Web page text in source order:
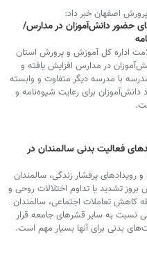
اصفهان خبر داد:
حضور دانش‌آموزان در مدارس/
اداره کل آموزش و پرورش استان
در مدارس افزایش یافته و
با مدرسه دیگر متفاوت و وابسته
دانش‌آموزان برای رعایت شیوه‌نامه و
فعالیت بدنی سالمندان در
و رویدادهای پرفشار زندگی، سالمندان
تشدید یا تداوم اختلالات روحی و
کاهش تعاملات اجتماعی، سالمندان
نسبت به سایر قشرهای جامعه قرار
بدنی برای آنها بسیار مهم است.